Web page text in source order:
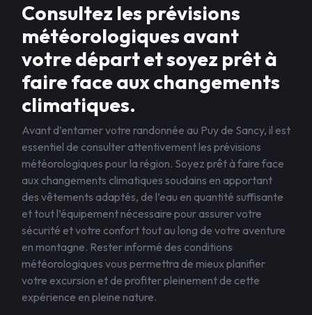
Consultez les prévisions
météorologiques avant
votre départ et soyez prêt à
faire face aux changements
climatiques.
Avant d’entamer votre randonnée au Puy de Sancy, il est
essentiel de consulter attentivement les prévisions
météorologiques pour la région. Soyez prêt à faire face
aux changements climatiques soudains en apportant
des vêtements adaptés, de l’eau en quantité suffisante
et tout l’équipement nécessaire pour assurer votre
sécurité et votre confort tout au long de votre aventure
en montagne. Rester informé des conditions
météorologiques vous permettra de mieux planifier
votre excursion et de profiter pleinement de cette
expérience en pleine nature.